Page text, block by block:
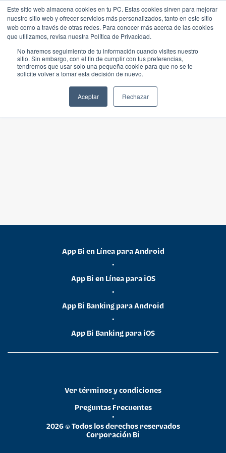
Este sitio web almacena cookies en tu PC. Estas cookies sirven para mejorar
nuestro sitio web y ofrecer servicios más personalizados, tanto en este sitio
web como a través de otras redes. Para conocer más acerca de las cookies
que utilizamos, revisa nuestra Política de Privacidad.
No haremos seguimiento de tu información cuando visites nuestro
sitio. Sin embargo, con el fin de cumplir con tus preferencias,
tendremos que usar solo una pequeña cookie para que no se te
solicite volver a tomar esta decisión de nuevo.
Aceptar Rechazar
App Bi en Línea para Android
•
App Bi en Línea para iOS
•
App Bi Banking para Android
•
App Bi Banking para iOS
2026 © Todos los derechos reservados
Corporación Bi
•
Preguntas Frecuentes
•
Ver términos y condiciones